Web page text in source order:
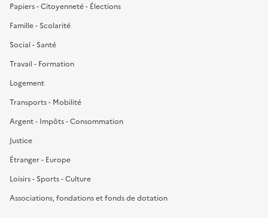
Papiers - Citoyenneté - Élections
Famille - Scolarité
Social - Santé
Travail - Formation
Logement
Transports - Mobilité
Argent - Impôts - Consommation
Justice
Étranger - Europe
Loisirs - Sports - Culture
Associations, fondations et fonds de dotation